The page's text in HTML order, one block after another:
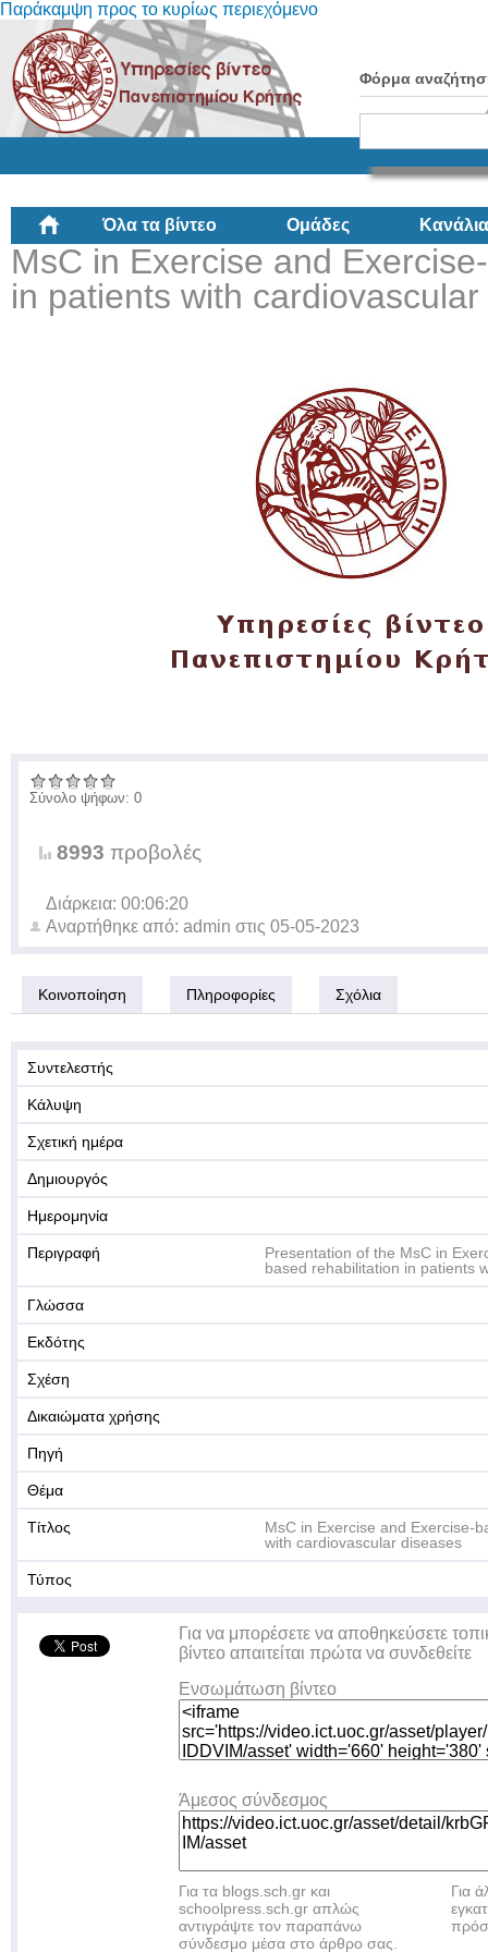
Παράκαμψη προς το κυρίως περιεχόμενο
Φόρμα
Όλα τα βίντεο Ομάδες Κανάλια
MsC in Exercise and
in patients with
Σύνολο ψήφων: 0
8993 προβολές
Διάρκεια: 00:06:20
Αναρτήθηκε από: admin στις 05-05-2023
Κοινοποίηση Πληροφορίες Σχόλια
Συντελεστής
Κάλυψη
Σχετική ημέρα
Δημιουργός
Ημερομηνία
Περιγραφή
Presentation of the MsC in
based rehabilitation in patients
Γλώσσα
Εκδότης
Σχέση
Δικαιώματα χρήσης
Πηγή
Θέμα
Τίτλος
MsC in Exercise and Exercise-
with cardiovascular diseases
Τύπος
Για να μπορέσετε να αποθηκεύσετε
βίντεο απαιτείται πρώτα να συνδεθείτε
Ενσωμάτωση βίντεο
Άμεσος σύνδεσμος
Για τα blogs.sch.gr και
schoolpress.sch.gr απλώς
αντιγράψτε τον παραπάνω
σύνδεσμο μέσα στο άρθρο σας.
Για